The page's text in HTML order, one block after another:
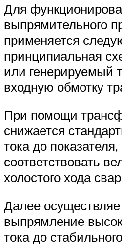
Для
выпрямительного
применяется
принципиальная
или генерируемый
входную обмотку
При помощи
снижается
тока до
соответствовать
холостого хода
Далее
выпрямление
тока до